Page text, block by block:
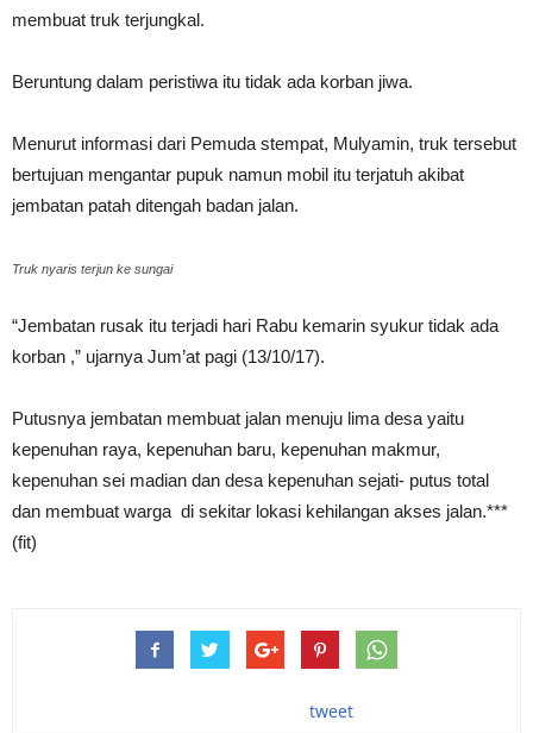
membuat truk terjungkal.
Beruntung dalam peristiwa itu tidak ada korban jiwa.
Menurut informasi dari Pemuda stempat, Mulyamin, truk tersebut
bertujuan mengantar pupuk namun mobil itu terjatuh akibat
jembatan patah ditengah badan jalan.
Truk nyaris terjun ke sungai
“Jembatan rusak itu terjadi hari Rabu kemarin syukur tidak ada
korban ,” ujarnya Jum’at pagi (13/10/17).
Putusnya jembatan membuat jalan menuju lima desa yaitu
kepenuhan raya, kepenuhan baru, kepenuhan makmur,
kepenuhan sei madian dan desa kepenuhan sejati- putus total
dan membuat warga di sekitar lokasi kehilangan akses jalan.***
(fit)
tweet